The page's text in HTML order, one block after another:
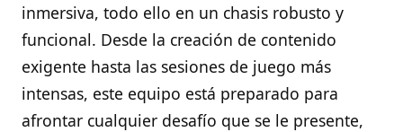
inmersiva, todo ello en un chasis robusto y
funcional. Desde la creación de contenido
exigente hasta las sesiones de juego más
intensas, este equipo está preparado para
afrontar cualquier desafío que se le presente,